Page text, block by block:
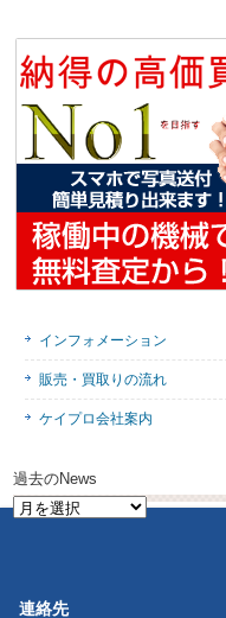
インフォメーション
販売・買取りの流れ
ケイプロ会社案内
過去のNews
過
連絡先